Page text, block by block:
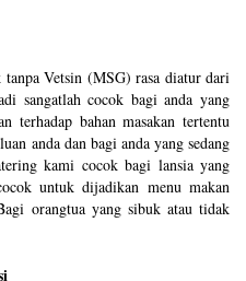
Vetsin (MSG) rasa diatur dari
sangatlah cocok bagi anda yang
terhadap bahan masakan tertentu
anda dan bagi anda yang sedang
kami cocok bagi lansia yang
untuk dijadikan menu makan
orangtua yang sibuk atau tidak